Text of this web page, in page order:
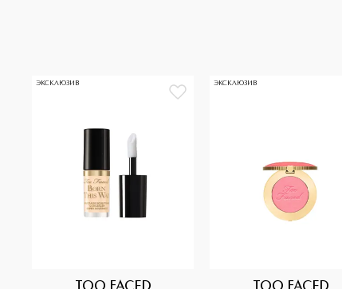
ЭКСКЛЮЗИВ ЭКСКЛЮЗИВ